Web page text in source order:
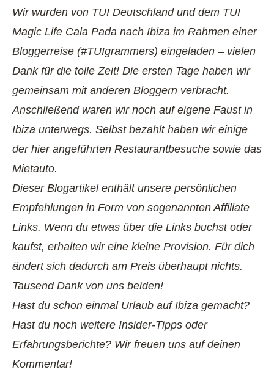
Wir wurden von TUI Deutschlandund dem TUI
Magic Life Cala Pada nach Ibiza im Rahmen einer
Bloggerreise (#TUIgrammers) eingeladen – vielen
Dank für die tolle Zeit! Die ersten Tage haben wir
gemeinsam mit anderen Bloggern verbracht.
Anschließend waren wir noch auf eigene Faust in
Ibiza unterwegs. Selbst bezahlt haben wir einige
der hier angeführten Restaurantbesuche sowie das
Mietauto.
Dieser Blogartikel enthält unsere persönlichen
Empfehlungen in Form von sogenannten Affiliate
Links. Wenn du etwas über die Links buchst oder
kaufst, erhalten wir eine kleine Provision. Für dich
ändert sich dadurch am Preis überhaupt nichts.
Tausend Dank von uns beiden!
Hast du schon einmal Urlaub auf Ibiza gemacht?
Hast du noch weitere Insider-Tipps oder
Erfahrungsberichte? Wir freuen uns auf deinen
Kommentar!